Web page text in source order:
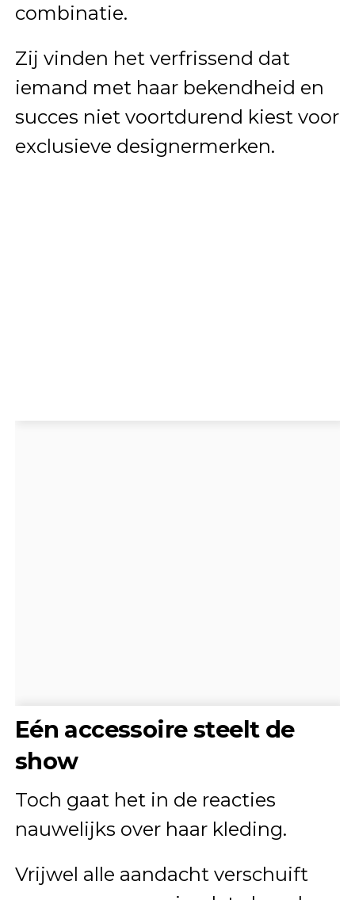
combinatie.
Zij vinden het verfrissend dat
iemand met haar bekendheid en
succes niet voortdurend kiest voor
exclusieve designermerken.
Eén accessoire steelt de
show
Toch gaat het in de reacties
nauwelijks over haar kleding.
Vrijwel alle aandacht verschuift